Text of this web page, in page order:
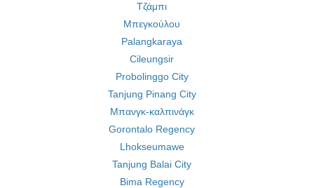
Τζάμπι
Μπεγκούλου
Palangkaraya
Cileungsir
Probolinggo City
Tanjung Pinang City
Μπανγκ-καλπινάγκ
Gorontalo Regency
Lhokseumawe
Tanjung Balai City
Bima Regency